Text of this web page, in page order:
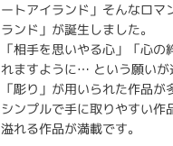
ートアイランド」そんなロマ
ランド」が誕生しました。
「相手を思いやる心」「心
れますように… という願い
「彫り」が用いられた作品が
シンプルで手に取りやすい
溢れる作品が満載です。